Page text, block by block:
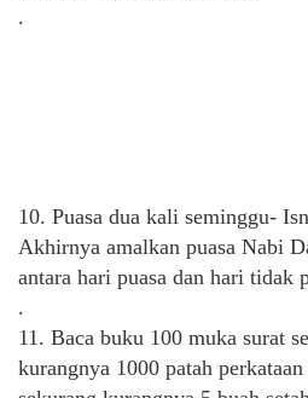
.
10. Puasa dua kali seminggu-
Akhirnya amalkan puasa Nabi
antara hari puasa dan hari tidak
.
11. Baca buku 100 muka surat
kurangnya 1000 patah